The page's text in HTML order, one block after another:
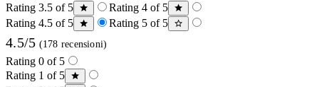
Rating 3.5 of 5
Rating 4 of 5
Rating 4.5 of 5
Rating 5 of 5
4.5/5 (178 recensioni)
Rating 0 of 5
Rating 1 of 5